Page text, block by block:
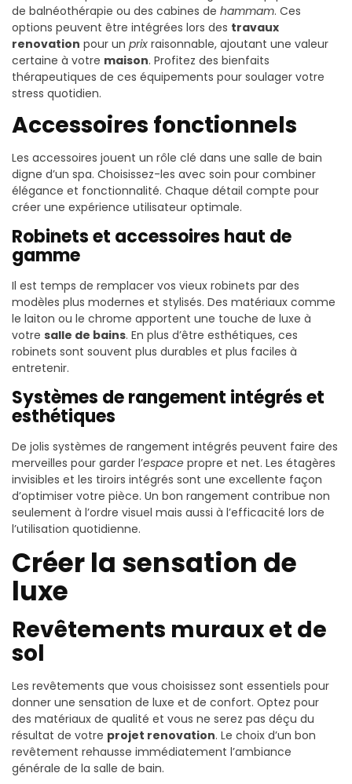
de balnéothérapie ou des cabines de hammam. Ces
options peuvent être intégrées lors des travaux
renovation pour un prix raisonnable, ajoutant une valeur
certaine à votre maison. Profitez des bienfaits
thérapeutiques de ces équipements pour soulager votre
stress quotidien.
Accessoires fonctionnels
Les accessoires jouent un rôle clé dans une salle de bain
digne d’un spa. Choisissez-les avec soin pour combiner
élégance et fonctionnalité. Chaque détail compte pour
créer une expérience utilisateur optimale.
Robinets et accessoires haut de
gamme
Il est temps de remplacer vos vieux robinets par des
modèles plus modernes et stylisés. Des matériaux comme
le laiton ou le chrome apportent une touche de luxe à
votre salle de bains. En plus d’être esthétiques, ces
robinets sont souvent plus durables et plus faciles à
entretenir.
Systèmes de rangement intégrés et
esthétiques
De jolis systèmes de rangement intégrés peuvent faire des
merveilles pour garder l’espace propre et net. Les étagères
invisibles et les tiroirs intégrés sont une excellente façon
d’optimiser votre pièce. Un bon rangement contribue non
seulement à l’ordre visuel mais aussi à l’efficacité lors de
l’utilisation quotidienne.
Créer la sensation de
luxe
Revêtements muraux et de
sol
Les revêtements que vous choisissez sont essentiels pour
donner une sensation de luxe et de confort. Optez pour
des matériaux de qualité et vous ne serez pas déçu du
résultat de votre projet renovation. Le choix d’un bon
revêtement rehausse immédiatement l’ambiance
générale de la salle de bain.